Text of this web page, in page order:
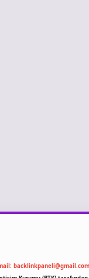
backlinkpaneli@gmail.com